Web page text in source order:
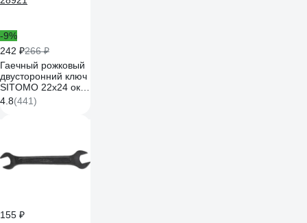
-9%
242 ₽266 ₽
Гаечный рожковый
двусторонний ключ
SITOMO 22х24 окс.
28921
4.8(441)
155 ₽